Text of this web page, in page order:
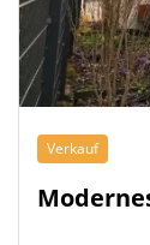
Verkauf